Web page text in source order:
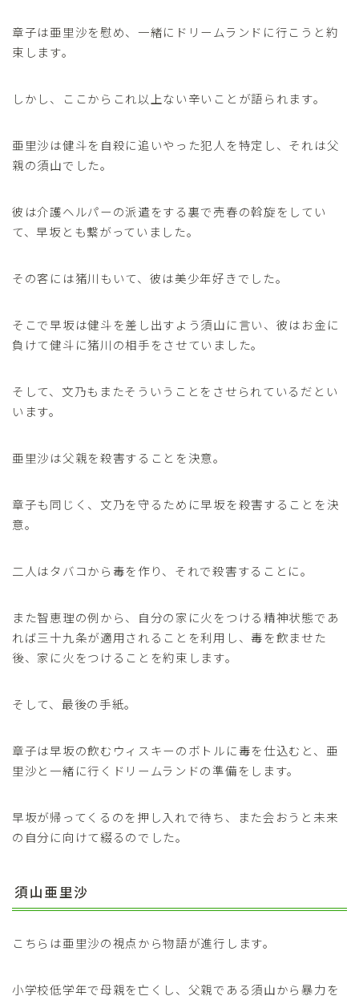
章子は亜里沙を慰め、一緒にドリームランドに行こうと約
束します。
しかし、ここからこれ以上ない辛いことが語られます。
亜里沙は健斗を自殺に追いやった犯人を特定し、それは父
親の須山でした。
彼は介護ヘルパーの派遣をする裏で売春の斡旋をしてい
て、早坂とも繋がっていました。
その客には猪川もいて、彼は美少年好きでした。
そこで早坂は健斗を差し出すよう須山に言い、彼はお金に
負けて健斗に猪川の相手をさせていました。
そして、文乃もまたそういうことをさせられているだとい
います。
亜里沙は父親を殺害することを決意。
章子も同じく、文乃を守るために早坂を殺害することを決
意。
二人はタバコから毒を作り、それで殺害することに。
また智恵理の例から、自分の家に火をつける精神状態であ
れば三十九条が適用されることを利用し、毒を飲ませた
後、家に火をつけることを約束します。
そして、最後の手紙。
章子は早坂の飲むウィスキーのボトルに毒を仕込むと、亜
里沙と一緒に行くドリームランドの準備をします。
早坂が帰ってくるのを押し入れで待ち、また会おうと未来
の自分に向けて綴るのでした。
須山亜里沙
こちらは亜里沙の視点から物語が進行します。
小学校低学年で母親を亡くし、父親である須山から暴力を